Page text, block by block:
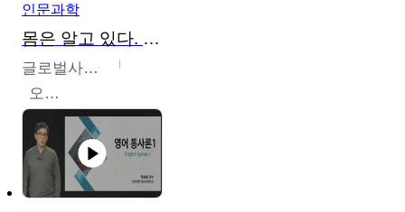
인문과학
몸은 알고 있다. 트라우마의 흔적
글로벌사이버대학교
오주원